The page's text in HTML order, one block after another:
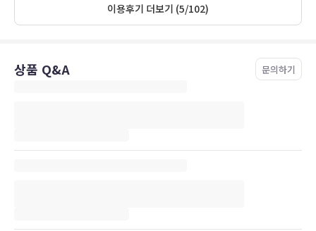
이용후기 더보기 (5/102)
상품 Q&A 문의하기